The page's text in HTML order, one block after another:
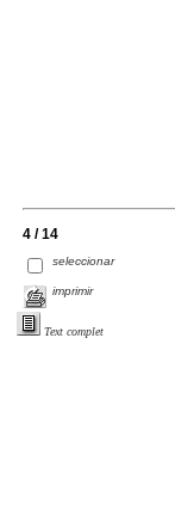
4 / 14
seleccionar
imprimir
Text complet